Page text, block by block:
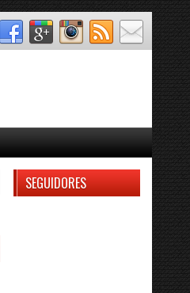
SEGUIDORES